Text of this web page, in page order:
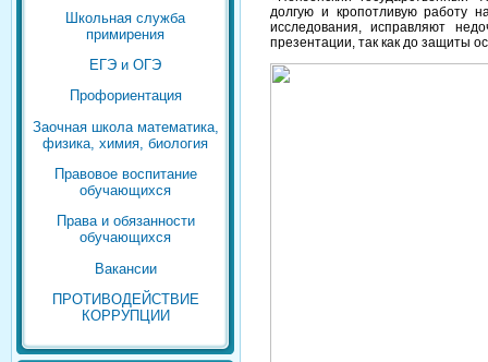
Школьная служба
примирения
ЕГЭ и ОГЭ
Профориентация
Заочная школа математика,
физика, химия, биология
Правовое воспитание
обучающихся
Права и обязанности
обучающихся
Вакансии
ПРОТИВОДЕЙСТВИЕ
КОРРУПЦИИ
долгую и кропотливую работу
исследования, исправляют
презентации, так как до защиты